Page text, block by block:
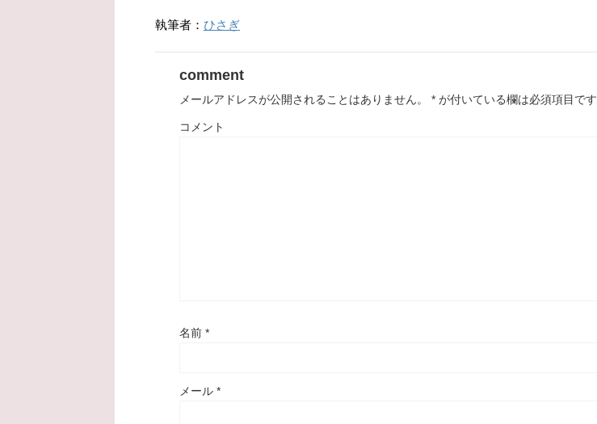
執筆者： ひさぎ
comment
メールアドレスが公開されることはありません。 * が付いている欄は必須項目です
コメント
名前 *
メール *